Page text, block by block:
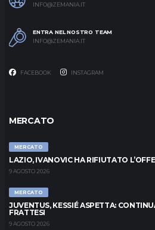
INFO@ZEMANIA.IT
ENTRA NEL NOSTRO TEAM
INFO@ZEMANIA.IT
FACEBOOK INSTAGRAM
MERCATO
MERCATO
LAZIO, IVANOVIC HA RIFIUTATO
9 AGOSTO 2026
MERCATO
JUVENTUS, KESSIÉ ASPETTA:
FRATTESI
9 AGOSTO 2026